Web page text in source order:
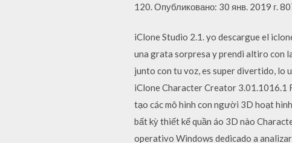
120. Опубликовано: 30 янв. 2019 г.
iClone Studio 2.1. yo descargue el
una grata sorpresa y prendi altiro con
junto con tu voz, es super divertido, lo
iClone Character Creator 3.01.1016.1
tạo các mô hình con người 3D hoạt
bất kỳ thiết kế quần áo 3D nào
operativo Windows dedicado a